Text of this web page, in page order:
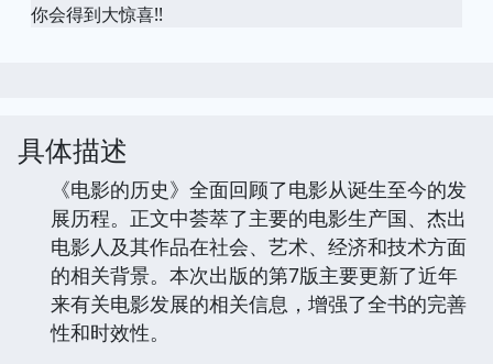
你会得到大惊喜!!
具体描述
《电影的历史》全面回顾了电影从诞生至今的发
展历程。正文中荟萃了主要的电影生产国、杰出
电影人及其作品在社会、艺术、经济和技术方面
的相关背景。本次出版的第7版主要更新了近年
来有关电影发展的相关信息，增强了全书的完善
性和时效性。